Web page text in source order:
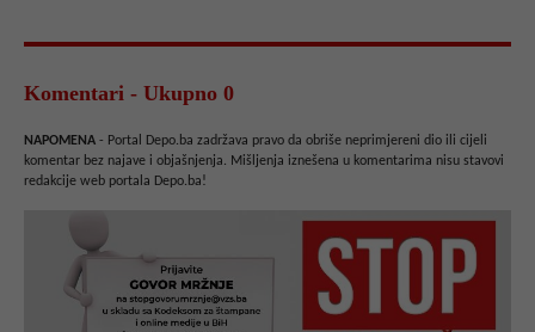
Komentari - Ukupno 0
NAPOMENA - Portal Depo.ba zadržava pravo da obriše neprimjereni dio ili cijeli
komentar bez najave i objašnjenja. Mišljenja iznešena u komentarima nisu stavovi
redakcije web portala Depo.ba!